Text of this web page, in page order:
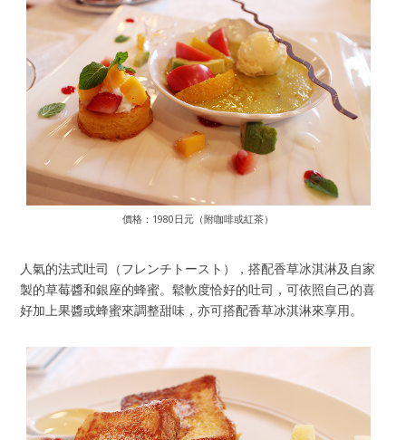
價格：1980日元（附咖啡或紅茶）
人氣的法式吐司（フレンチトースト），搭配香草冰淇淋及自家
製的草莓醬和銀座的蜂蜜。鬆軟度恰好的吐司，可依照自己的喜
好加上果醬或蜂蜜來調整甜味，亦可搭配香草冰淇淋來享用。